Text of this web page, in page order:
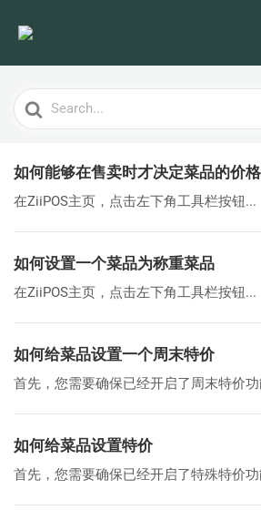
Search
For
如何能够在售卖时才决定菜品的价格
在ZiiPOS主页，点击左下角工具栏按钮...
如何设置一个菜品为称重菜品
在ZiiPOS主页，点击左下角工具栏按钮...
如何给菜品设置一个周末特价
首先，您需要确保已经开启了周末特价
如何给菜品设置特价
首先，您需要确保已经开启了特殊特价